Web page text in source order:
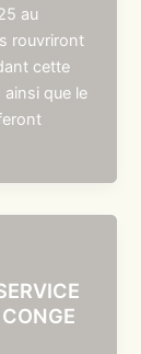
au
rouvriront
cette
que le